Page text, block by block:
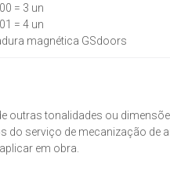
= 3 un
= 4 un
magnética GSdoors
outras tonalidades ou
do serviço de mecanização de
em obra.